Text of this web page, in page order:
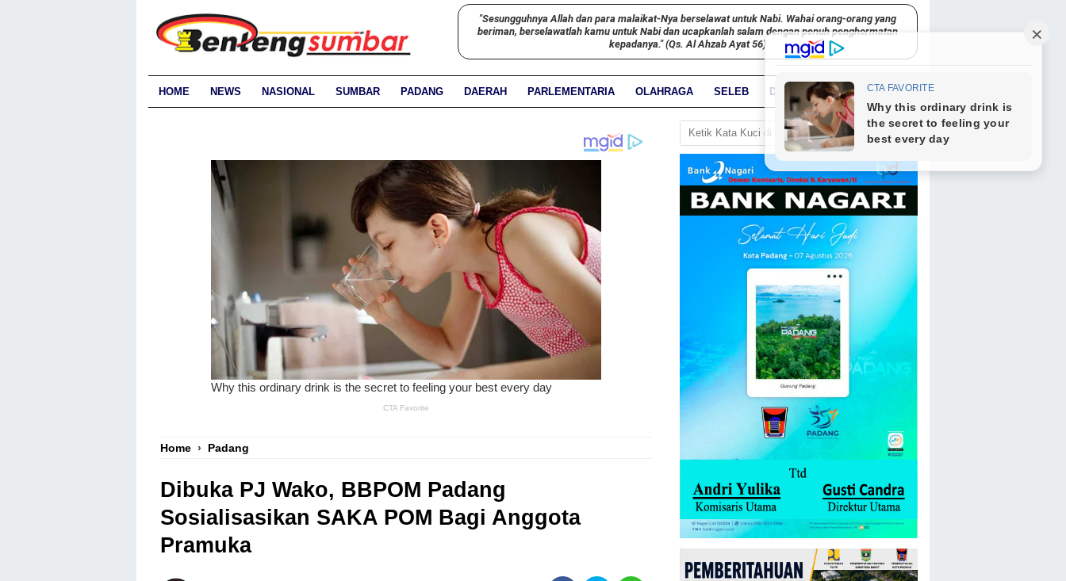
"Sesungguhnya Allah dan para malaikat-Nya berselawat untuk Nabi. Wahai orang-orang yang
beriman, berselawatlah kamu untuk Nabi dan ucapkanlah salam dengan penuh penghormatan
kepadanya." (Qs. Al Ahzab Ayat 56)
HOME NEWS NASIONAL SUMBAR PADANG DAERAH PARLEMENTARIA OLAHRAGA SELEB DUNIA PARIWARA
Home › Padang
Dibuka PJ Wako, BBPOM Padang
Sosialisasikan SAKA POM Bagi Anggota
Pramuka